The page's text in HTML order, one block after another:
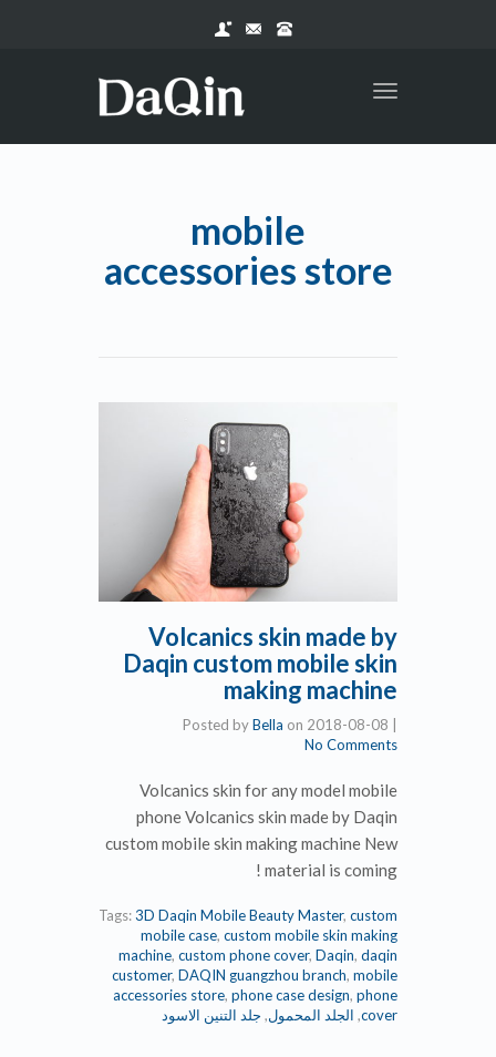
mobile
accessories store
Volcanics skin made by
Daqin custom mobile skin
making machine
Posted byBella on 2018-08-08
No Comments
Volcanics skin for any model mobile
phone Volcanics skin made by Daqin
custom mobile skin making machine New
material is coming !
Tags: 3D Daqin Mobile Beauty Master
mobile case,custom mobile skin making
machine,custom phone cover,Daqin
customer,DAQIN guangzhou branch
accessories store,phone case design
الجلد المحمول, جلد التنين الاسود